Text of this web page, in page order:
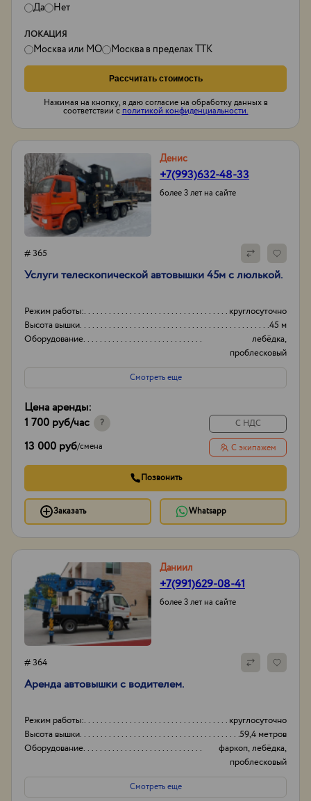
Да Нет
ЛОКАЦИЯ
Москва или МО Москва в пределах ТТК
Рассчитать стоимость
Нажимая на кнопку, я даю согласие на обработку данных в
соответствии с политикой конфиденциальности.
Денис
+7(993)632-48-33
более 3 лет на сайте
# 365
Услуги телескопической автовышки 45м с люлькой.
Режим работы:
круглосуточно
Высота вышки
45 м
Оборудование
лебёдка,
проблесковый
маячок.
Смотреть еще
Цена аренды:
1 700 руб/час ?
13 000 руб/смена
С НДС
С экипажем
Позвонить
Заказать Whatsapp
Даниил
+7(991)629-08-41
более 3 лет на сайте
# 364
Аренда автовышки с водителем.
Режим работы:
круглосуточно
Высота вышки
59,4 метров
Оборудование
фаркоп, лебёдка,
проблесковый
маячок,
Смотреть еще